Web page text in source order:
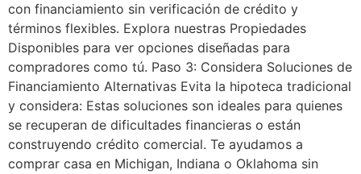
con financiamiento sin verificación de crédito y
términos flexibles. Explora nuestras Propiedades
Disponibles para ver opciones diseñadas para
compradores como tú. Paso 3: Considera Soluciones de
Financiamiento Alternativas Evita la hipoteca tradicional
y considera: Estas soluciones son ideales para quienes
se recuperan de dificultades financieras o están
construyendo crédito comercial. Te ayudamos a
comprar casa en Michigan, Indiana o Oklahoma sin